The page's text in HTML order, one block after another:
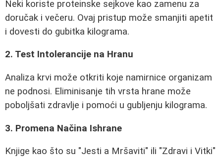
Neki koriste proteinske sejkove kao zamenu za
doručak i večeru. Ovaj pristup može smanjiti apetit
i dovesti do gubitka kilograma.
2. Test Intolerancije na Hranu
Analiza krvi može otkriti koje namirnice organizam
ne podnosi. Eliminisanje tih vrsta hrane može
poboljšati zdravlje i pomoći u gubljenju kilograma.
3. Promena Načina Ishrane
Knjige kao što su "Jesti a Mršaviti" ili "Zdravi i Vitki"